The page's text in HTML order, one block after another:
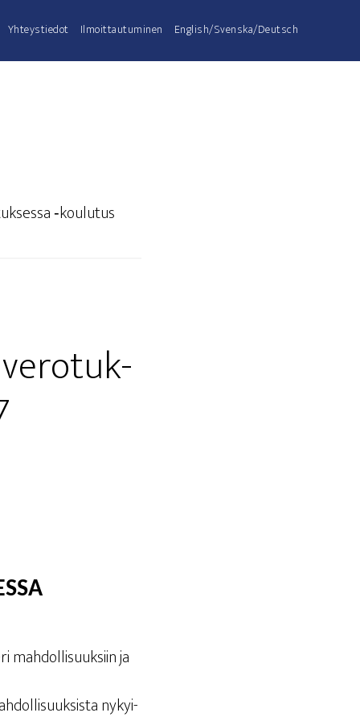
Yhteys­tie­dot Ilmoit­tau­tu­mi­nen English/Svenska/Deutsch
‑kou­lu­tus
vero­tuk­
mah­dol­li­suuk­siin ja
nykyi­